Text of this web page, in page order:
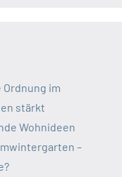
im
stärkt
Wohnideen
–